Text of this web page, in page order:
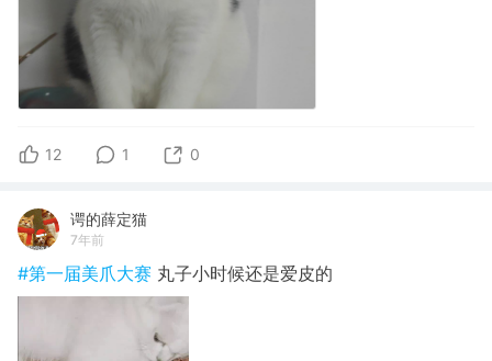
12 1 0
谔的薛定猫
7年前
#第一届美爪大赛 丸子小时候还是爱皮的